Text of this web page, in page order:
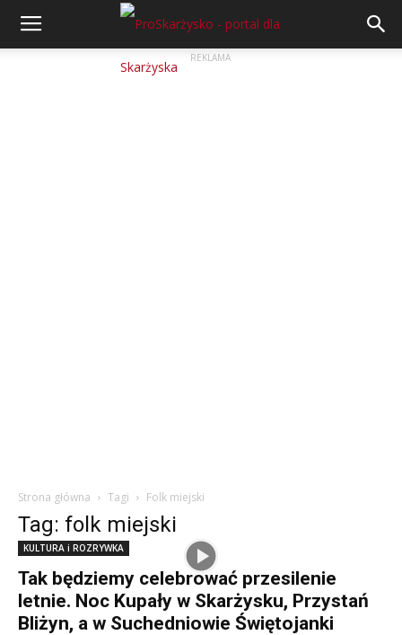
REKLAMA
Strona główna Tagi Folk miejski
Tag: folk miejski
KULTURA i ROZRYWKA
Tak będziemy celebrować przesilenie
letnie. Noc Kupały w Skarżysku, Przystań
Bliżyn, a w Suchedniowie Świętojanki